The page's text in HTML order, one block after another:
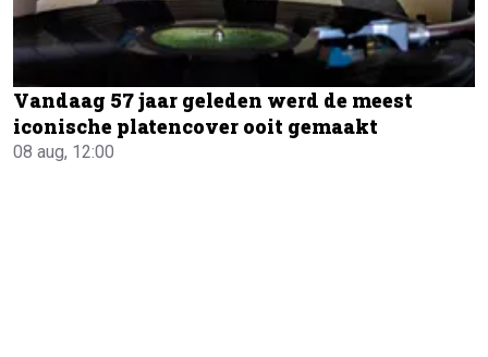
Vandaag 57 jaar geleden werd de meest
iconische platencover ooit gemaakt
08 aug, 12:00